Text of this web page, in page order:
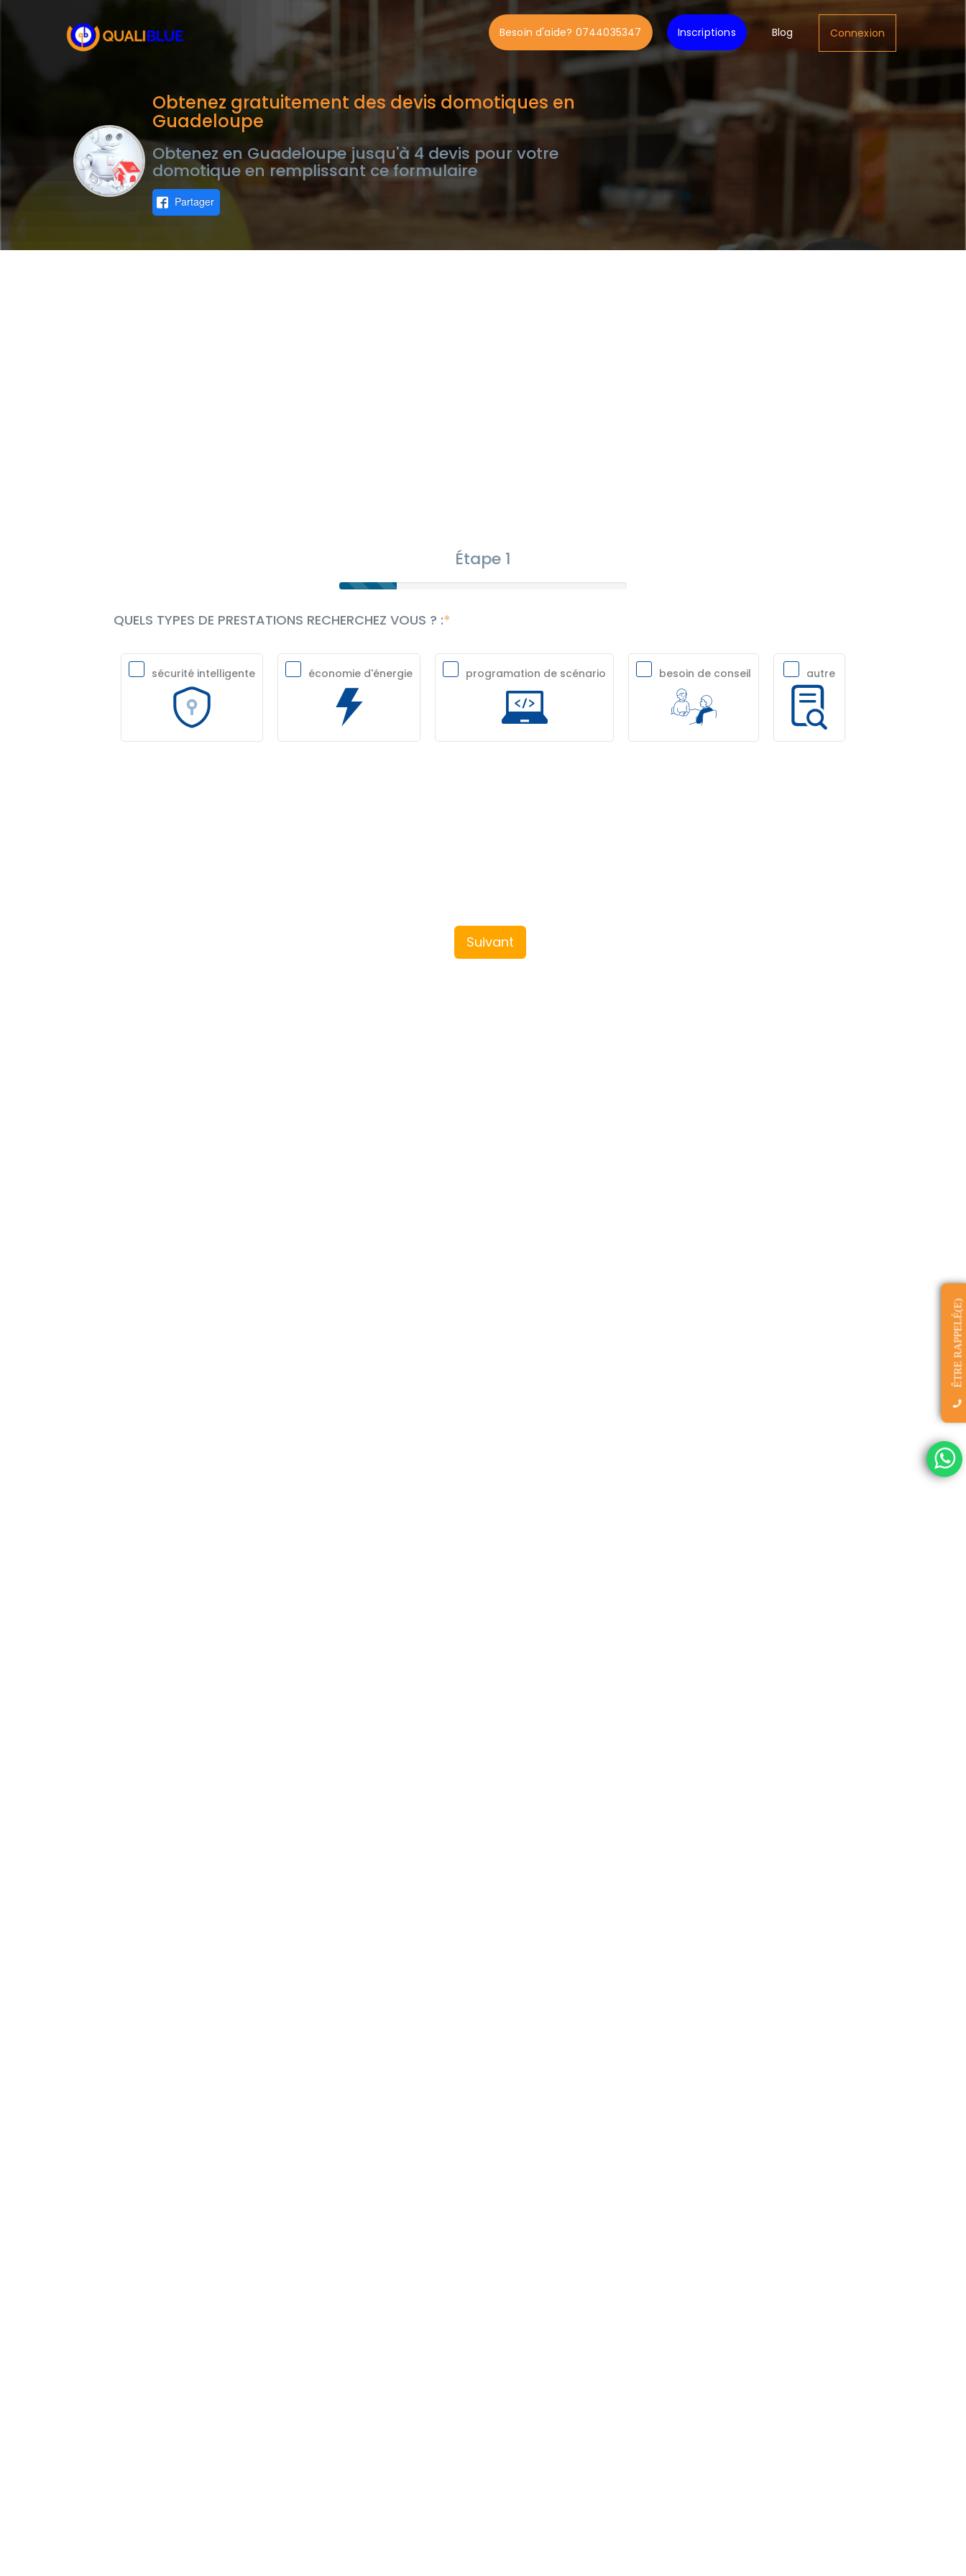
Besoin d'aide? 0744035347 Inscriptions Blog Connexion
Obtenez gratuitement des devis domotiques en
Guadeloupe
Obtenez en Guadeloupe jusqu'à 4 devis pour votre
domotique en remplissant ce formulaire
Partager
Étape 1
QUELS TYPES DE PRESTATIONS RECHERCHEZ VOUS ? :
sécurité intelligente économie d'énergie programation de scénario besoin de conseil autre
Suivant
ÊTRE RAPPELÉ(E)